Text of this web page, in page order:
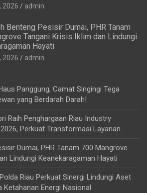
2026 admin
Benteng Pesisir Dumai, PHR Tanam
Tangani Krisis Iklim dan Lindungi
Hayati
2026 admin
Panggung, Camat Singingi Tega
yang Berdarah Darah!
Raih Penghargaan Riau Industry
Perkuat Transformasi Layanan
Dumai, PHR Tanam 700 Mangrove
Lindungi Keanekaragaman Hayati
Riau Perkuat Sinergi Lindungi Aset
Ketahanan Energi Nasional